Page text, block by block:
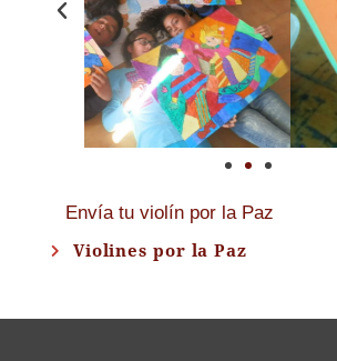
Envía tu violín por la Paz
Violines por la Paz